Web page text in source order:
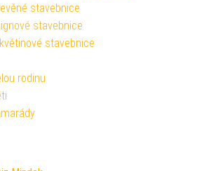
stavebnice
stavebnice
stavebnice
rodinu